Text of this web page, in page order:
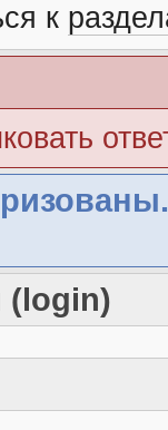
к
(login)